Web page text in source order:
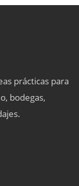
prácticas para
bodegas,